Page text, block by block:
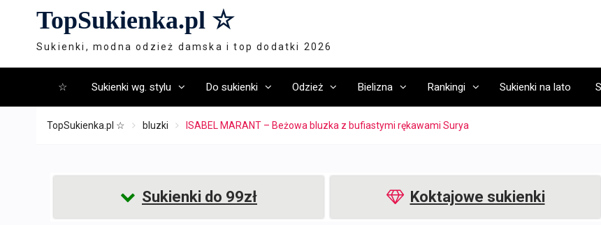
TopSukienka.pl ☆
Sukienki, modna odzież damska i top dodatki 2026
☆ Sukienki wg. stylu Do sukienki Odzież Bielizna Rankingi Sukienki na lato
TopSukienka.pl ☆ bluzki ISABEL MARANT – Beżowa bluzka z bufiastymi rękawami Surya
Sukienki do 99zł Koktajowe sukienki